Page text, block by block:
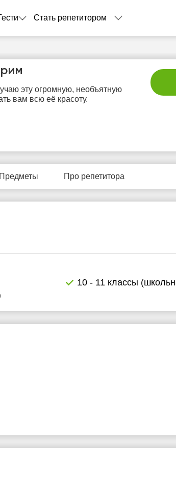
Стать репетитором
эту огромную, необъятную
вам всю её красоту.
Предметы Про репетитора
10 - 11 классы
9
10
11
Нет
Нет
свободных
Нет
свободных